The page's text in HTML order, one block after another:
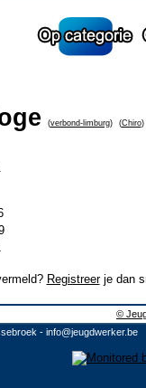
(verbond-limburg) (Chiro)
Registreerje dan
©
- info@jeugdwerker.be